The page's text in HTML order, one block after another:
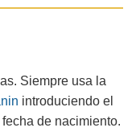
Siempre usa la
introduciendo el
de nacimiento.